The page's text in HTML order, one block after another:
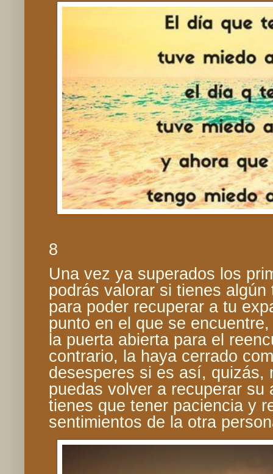
8
Una vez ya superados los
podrás valorar si tienes algún
para poder recuperar a tu
punto en el que se
la puerta abierta para el
contrario, la haya cerrado
desesperes si es así, quizás,
puedas volver a recuperar su
tienes que tener paciencia y
sentimientos de la otra